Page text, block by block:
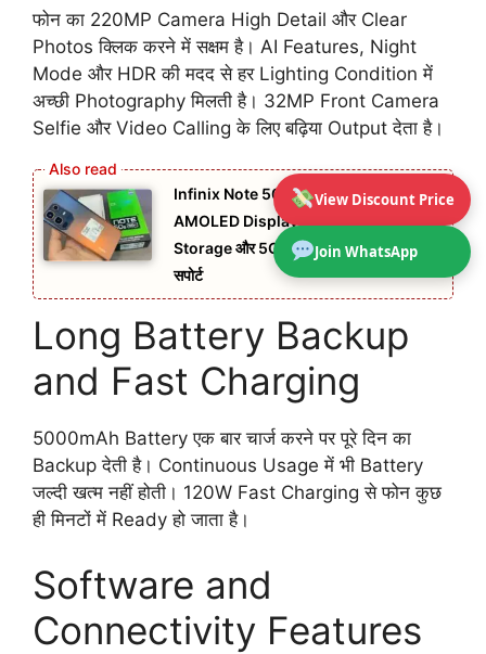
View Discount Price
Join WhatsApp
फोन का 220MP Camera High Detail और Clear
Photos क्लिक करने में सक्षम है। AI Features, Night
Mode और HDR की मदद से हर Lighting Condition में
अच्छी Photography मिलती है। 32MP Front Camera
Selfie और Video Calling के लिए बढ़िया Output देता है।
Infinix Note 50s 5G+: स्मूद 144Hz
AMOLED Display, 12+256GB
Storage और 5G+ कनेक्टिविटी का जबरदस्त
सपोर्ट
Long Battery Backup
and Fast Charging
5000mAh Battery एक बार चार्ज करने पर पूरे दिन का
Backup देती है। Continuous Usage में भी Battery
जल्दी खत्म नहीं होती। 120W Fast Charging से फोन कुछ
ही मिनटों में Ready हो जाता है।
Software and
Connectivity Features